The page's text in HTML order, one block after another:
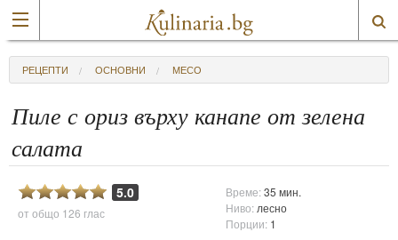
РЕЦЕПТИ ОСНОВНИ МЕСО
Пиле с ориз върху канапе от зелена
салата
5.0
от общо 126 глас
Време:35 мин.
Ниво: лесно
Порции: 1